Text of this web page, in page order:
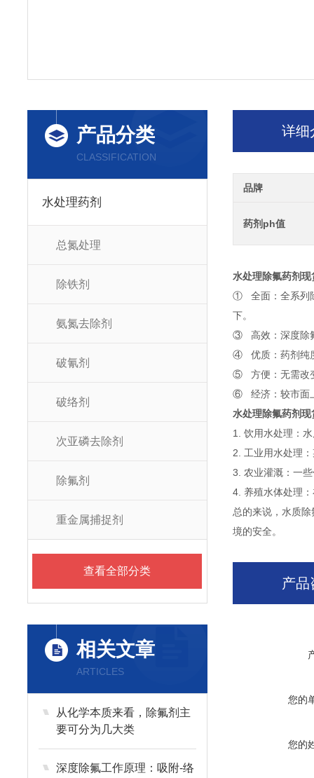
产品分类
CLASSIFICATION
水处理药剂
总氮处理
除铁剂
氨氮去除剂
破氰剂
破络剂
次亚磷去除剂
除氟剂
重金属捕捉剂
查看全部分类
相关文章
ARTICLES
从化学本质来看，除氟剂主
要可分为几大类
深度除氟工作原理：吸附-络
详细
品牌
药剂ph值
水处理除氟药剂现
① 全面：全系列
下。
③ 高效：深度除
④ 优质：药剂纯
⑤ 方便：无需改
⑥ 经济：较市面
水处理除氟药剂现
1. 饮用水处理：
2. 工业用水处理
3. 农业灌溉：一
4. 养殖水体处理
总的来说，水质
境的安全。
产品
您的
您的